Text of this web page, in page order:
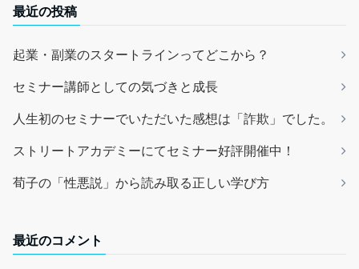
最近の投稿
起業・副業のスタートラインってどこから？
セミナー講師としての気づきと成長
人生初のセミナーでいただいた感想は「詐欺」でした。
ストリートアカデミーにてセミナー好評開催中！
荀子の「性悪説」から読み取る正しい学び方
最近のコメント